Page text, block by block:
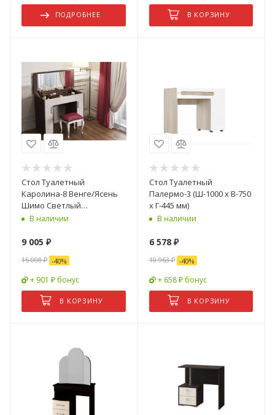
ПОДРОБНЕЕ В КОРЗИНУ
Стол Туалетный
Каролина-8 Венге/Ясень
Шимо Светлый
(1,1х0,85х0,48)
В наличии
9 005 ₽
15 008₽ -40%
+ 901 ₽ бонус
В КОРЗИНУ
Стол Туалетный
Палермо-3 (Ш-1000 х В-750
х Г-445 мм)
В наличии
6 578₽
10 963₽ -40%
+ 658 ₽ бонус
В КОРЗИНУ